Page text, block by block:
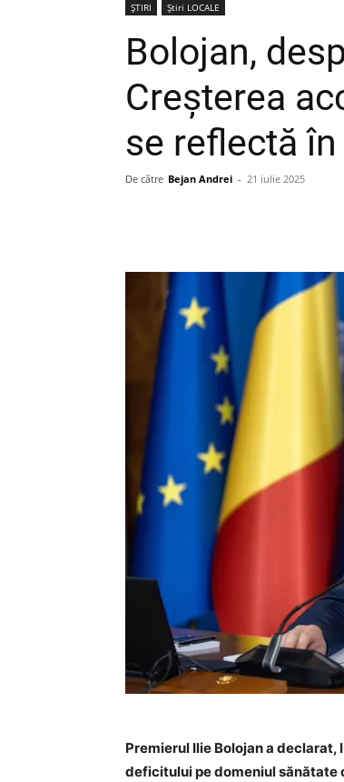
ȘTIRI Știri LOCALE
Bolojan,
Creşterea
se reflectă
De către Bejan Andrei - 21 iulie 2025
Premierul Ilie Bolojan a
deficitului pe domeniul sănătate